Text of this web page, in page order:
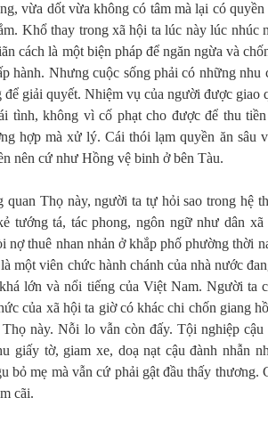
vừa dốt vừa không có tâm mà lại có
Khổ thay trong xã hội ta lúc này lúc nhúc
cách là một biện pháp để ngăn ngừa và
hành. Nhưng cuộc sống phải có những nhu
giải quyết. Nhiệm vụ của người được giao
tình, không vì cố phạt cho được để thu
hợp mà xử lý. Cái thói lạm quyền ăn sâu
nên cứ như Hồng vệ binh ở bên Tàu.
Thọ này, người ta tự hỏi sao trong hệ
tướng tá, tác phong, ngôn ngữ như dân
nợ thuê nhan nhản ở khắp phố phường thời
một viên chức hành chánh của nhà nước
lớn và nổi tiếng của Việt Nam. Người ta
của xã hội ta giờ có khác chi chốn giang
này. Nỗi lo vẫn còn đấy. Tội nghiệp cậu
giấy tờ, giam xe, doạ nạt cậu đành nhẫn
bỏ mẹ mà vẫn cứ phải gật đầu thấy thương.
cãi.